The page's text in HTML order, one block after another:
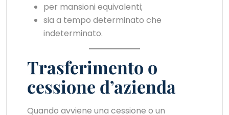
per mansioni equivalenti;
sia a tempo determinato che
indeterminato.
Trasferimento o
cessione d’azienda
Quando avviene una cessione o un